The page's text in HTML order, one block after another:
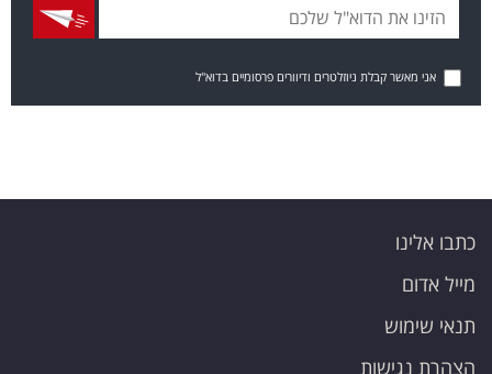
אני מאשר קבלת ניוזלטרים ודיוורים פרסומיים בדוא"ל
כתבו אלינו
מייל אדום
תנאי שימוש
הצהרת נגישות